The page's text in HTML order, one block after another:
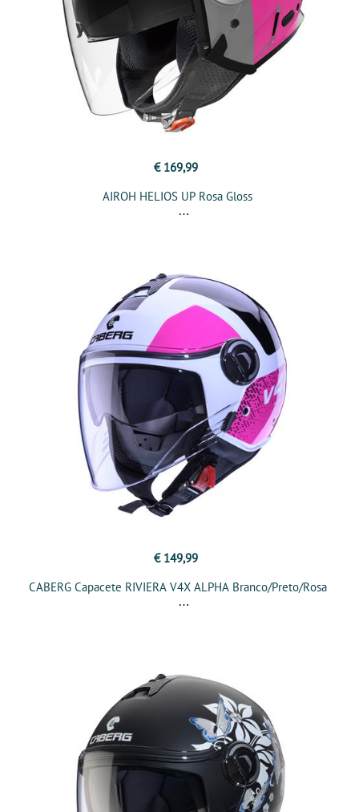
€ 169,99
AIROH HELIOS UP Rosa Gloss
€ 149,99
CABERG Capacete RIVIERA V4X ALPHA Branco/Preto/Rosa